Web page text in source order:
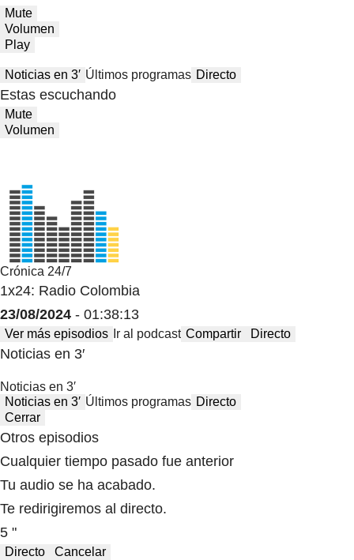
Mute
Volumen
Play
Noticias en 3′ Últimos programas Directo
Estas escuchando
Mute
Volumen
Crónica 24/7
1x24: Radio Colombia
23/08/2024 - 01:38:13
Ver más episodios Ir al podcast Compartir Directo
Noticias en 3′
Noticias en 3′
Noticias en 3′ Últimos programas Directo
Cerrar
Otros episodios
Cualquier tiempo pasado fue anterior
Tu audio se ha acabado.
Te redirigiremos al directo.
5 "
Directo Cancelar